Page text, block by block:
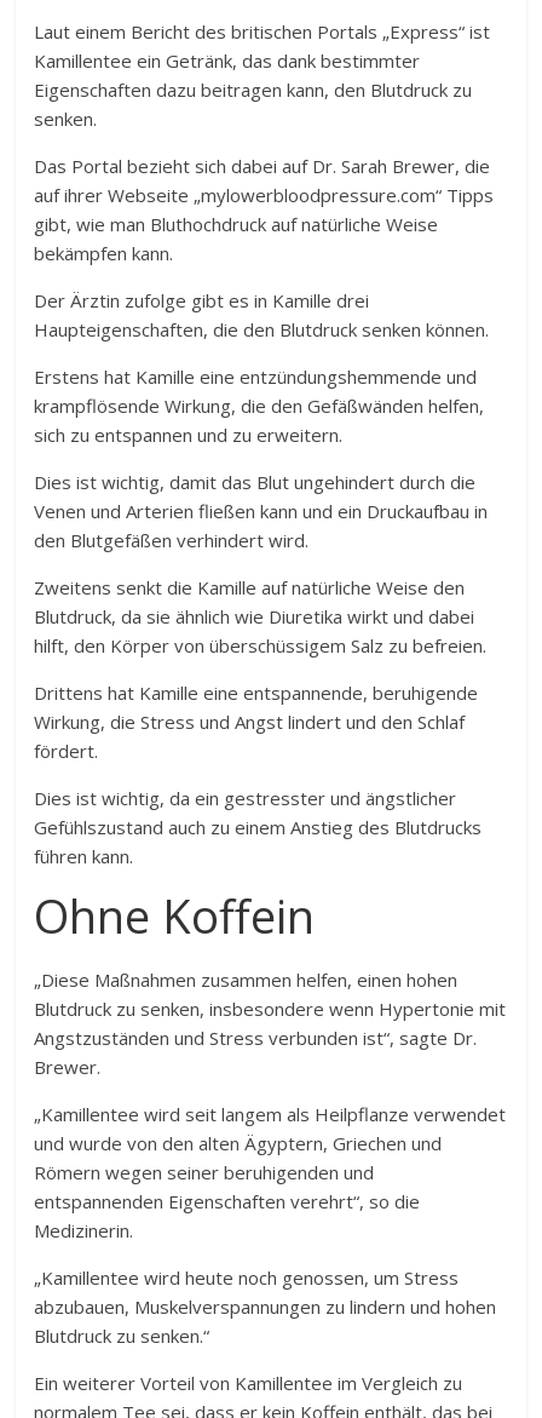
Laut einem Bericht des britischen Portals „Express“ ist
Kamillentee ein Getränk, das dank bestimmter
Eigenschaften dazu beitragen kann, den Blutdruck zu
senken.
Das Portal bezieht sich dabei auf Dr. Sarah Brewer, die
auf ihrer Webseite „mylowerbloodpressure.com“ Tipps
gibt, wie man Bluthochdruck auf natürliche Weise
bekämpfen kann.
Der Ärztin zufolge gibt es in Kamille drei
Haupteigenschaften, die den Blutdruck senken können.
Erstens hat Kamille eine entzündungshemmende und
krampflösende Wirkung, die den Gefäßwänden helfen,
sich zu entspannen und zu erweitern.
Dies ist wichtig, damit das Blut ungehindert durch die
Venen und Arterien fließen kann und ein Druckaufbau in
den Blutgefäßen verhindert wird.
Zweitens senkt die Kamille auf natürliche Weise den
Blutdruck, da sie ähnlich wie Diuretika wirkt und dabei
hilft, den Körper von überschüssigem Salz zu befreien.
Drittens hat Kamille eine entspannende, beruhigende
Wirkung, die Stress und Angst lindert und den Schlaf
fördert.
Dies ist wichtig, da ein gestresster und ängstlicher
Gefühlszustand auch zu einem Anstieg des Blutdrucks
führen kann.
Ohne Koffein
„Diese Maßnahmen zusammen helfen, einen hohen
Blutdruck zu senken, insbesondere wenn Hypertonie mit
Angstzuständen und Stress verbunden ist“, sagte Dr.
Brewer.
„Kamillentee wird seit langem als Heilpflanze verwendet
und wurde von den alten Ägyptern, Griechen und
Römern wegen seiner beruhigenden und
entspannenden Eigenschaften verehrt“, so die
Medizinerin.
„Kamillentee wird heute noch genossen, um Stress
abzubauen, Muskelverspannungen zu lindern und hohen
Blutdruck zu senken.“
Ein weiterer Vorteil von Kamillentee im Vergleich zu
normalem Tee sei, dass er kein Koffein enthält, das bei